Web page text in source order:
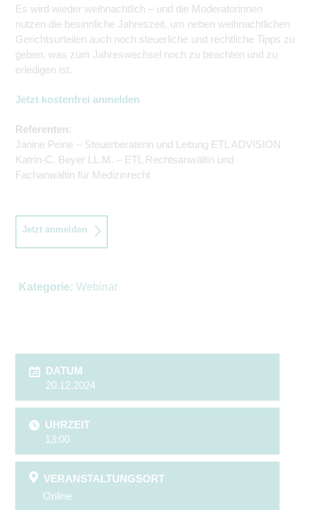
Es wird wieder weihnachtlich – und die Moderatorinnen
nutzen die besinnliche Jahreszeit, um neben weihnachtlichen
Gerichtsurteilen auch noch steuerliche und rechtliche Tipps zu
geben, was zum Jahreswechsel noch zu beachten und zu
erledigen ist.
Jetzt kostenfrei anmelden
Referenten:
Janine Peine – Steuerberaterin und Leitung ETL ADVISION
Katrin-C. Beyer LL.M. – ETL Rechtsanwältin und
Fachanwältin für Medizinrecht
Jetzt anmelden
Kategorie: Webinar
DATUM
20.12.2024
UHRZEIT
13:00
VERANSTALTUNGSORT
Online